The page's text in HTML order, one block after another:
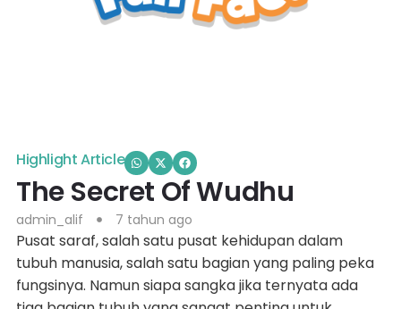
Highlight Article
The Secret Of Wudhu
admin_alif 7 tahun ago
Pusat saraf, salah satu pusat kehidupan dalam
tubuh manusia, salah satu bagian yang paling peka
fungsinya. Namun siapa sangka jika ternyata ada